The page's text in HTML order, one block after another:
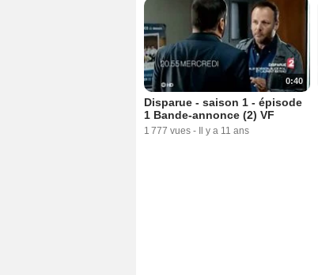
0:40
Disparue - saison 1 - épisode
1 Bande-annonce (2) VF
1 777 vues - Il y a 11 ans